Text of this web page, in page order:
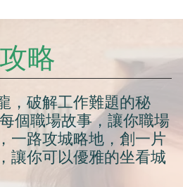
略
，破解工作難題的秘
個職場故事，讓你職場
一路攻城略地，創一片
讓你可以優雅的坐看城